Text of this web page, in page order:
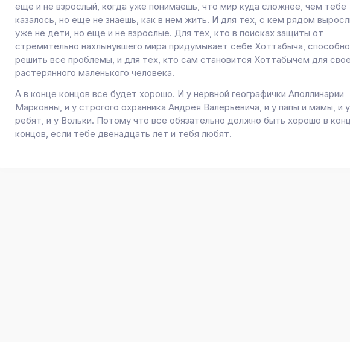
еще и не взрослый, когда уже понимаешь, что мир куда сложнее, чем тебе
казалось, но еще не знаешь, как в нем жить. И для тех, с кем рядом
уже не дети, но еще и не взрослые. Для тех, кто в поисках защиты от
стремительно нахлынувшего мира придумывает себе Хоттабыча,
решить все проблемы, и для тех, кто сам становится Хоттабычем для
растерянного маленького человека.
А в конце концов все будет хорошо. И у нервной географички Аполлинарии
Марковны, и у строгого охранника Андрея Валерьевича, и у папы и мамы, и у
ребят, и у Вольки. Потому что все обязательно должно быть хорошо в
концов, если тебе двенадцать лет и тебя любят.